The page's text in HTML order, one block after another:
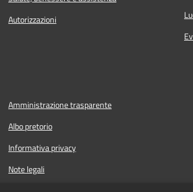
Autorizzazioni
Amministrazione trasparente
Albo pretorio
Informativa privacy
Note legali